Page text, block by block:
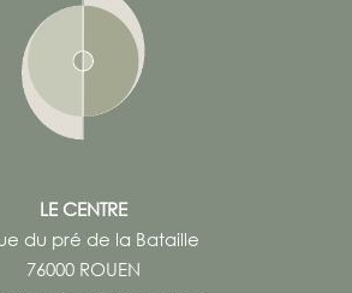
LE CENTRE
du pré de la Bataille
76000 ROUEN